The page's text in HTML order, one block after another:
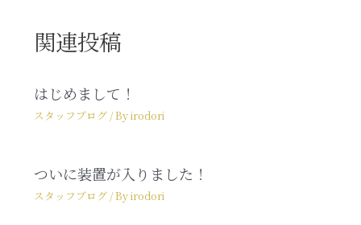
関連投稿
はじめまして！
スタッフブログ/ Byirodori
ついに装置が入りました！
スタッフブログ/ Byirodori